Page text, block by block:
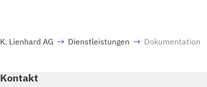
K. Lienhard AG Dienstleistungen Dokumentation
Kontakt